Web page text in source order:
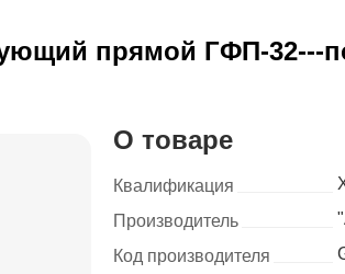
прямой ГФП-32---
О товаре
Квалификация
Производитель
Код производителя